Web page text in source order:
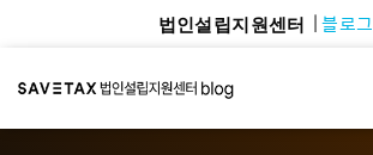
법인설립지원센터 블로그